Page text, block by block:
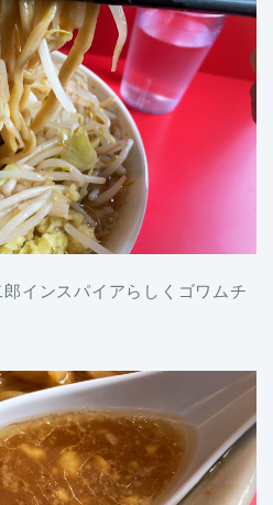
インスパイアらしくゴワムチ